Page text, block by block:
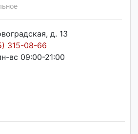
д. 13
315-08-66
вс 09:00-21:00